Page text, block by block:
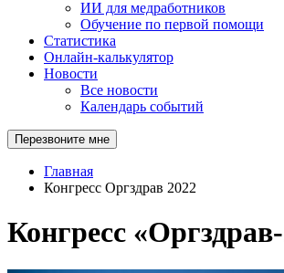
ИИ для медработников
Обучение по первой помощи
Статистика
Онлайн-калькулятор
Новости
Все новости
Календарь событий
Перезвоните мне
Главная
Конгресс Оргздрав 2022
Конгресс